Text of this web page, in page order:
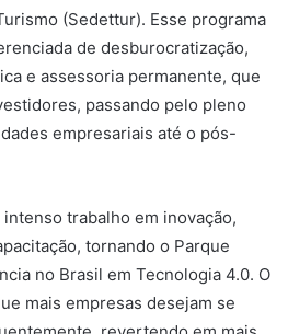
(Sedettur). Esse programa
de desburocratização,
e assessoria permanente, que
passando pelo pleno
empresariais até o pós-
trabalho em inovação,
tornando o Parque
no Brasil em Tecnologia 4.0. O
mais empresas desejam se